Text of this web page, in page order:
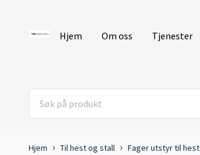
Hjem Om oss Tjenester
Hjem Til hest og stall Fager utstyr til hest